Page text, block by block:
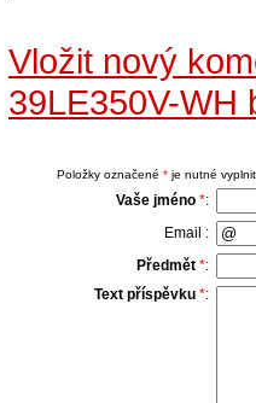
Vložit nový
39LE350V-WH
Položky označené *je nutné
Vaše jméno *:
Email :
Předmět *:
Text příspěvku *: